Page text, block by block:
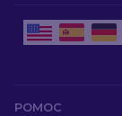
POMOC